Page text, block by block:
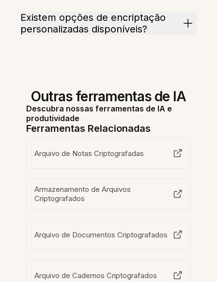
Existem opções de encriptação
personalizadas disponíveis?
Outras ferramentas de IA
Descubra nossas ferramentas de IA e
produtividade
Ferramentas Relacionadas
Arquivo de Notas Criptografadas
Armazenamento de Arquivos
Criptografados
Arquivo de Documentos Criptografados
Arquivo de Cadernos Criptografados